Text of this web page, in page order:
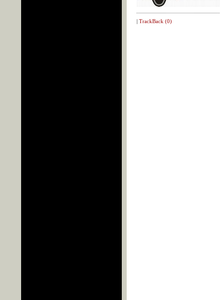
| TrackBack (0)